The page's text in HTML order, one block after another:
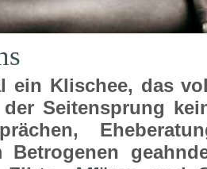
ein Klischee, das
Seitensprung
Betrogenen